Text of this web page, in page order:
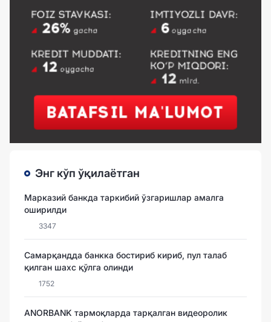
Энг кўп ўқилаётган
Марказий банкда таркибий ўзгаришлар амалга
оширилди
3347
Самарқандда банкка бостириб кириб, пул талаб
қилган шахс қўлга олинди
1752
ANORBANK тармоқларда тарқалган видеоролик